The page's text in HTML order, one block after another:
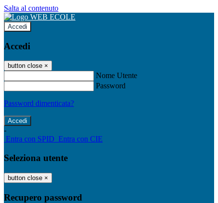
Salta al contenuto
Accedi
Accedi
button close ×
Nome Utente
Password
Password dimenticata?
-
Entra con SPID Entra con CIE
Seleziona utente
button close ×
Recupero password